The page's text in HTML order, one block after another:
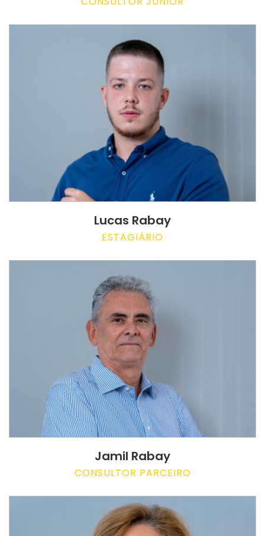
Lucas Rabay
ESTAGIÁRIO
Jamil Rabay
CONSULTOR PARCEIRO